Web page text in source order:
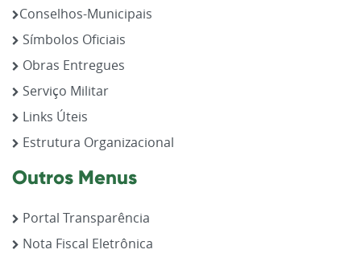
Conselhos-Municipais
Símbolos Oficiais
Obras Entregues
Serviço Militar
Links Úteis
Estrutura Organizacional
Outros Menus
Portal Transparência
Nota Fiscal Eletrônica